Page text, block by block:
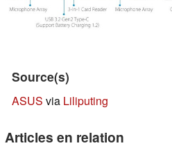
Source(s)
ASUS via Liliputing
Articles en relation